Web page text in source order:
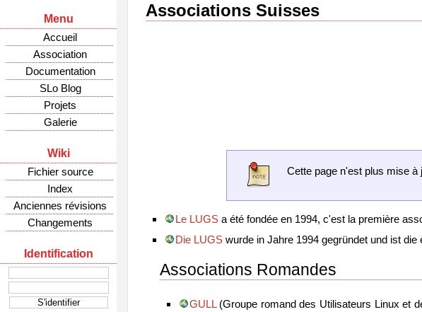
Menu
Accueil
Association
Documentation
SLo Blog
Projets
Galerie
Wiki
Fichier source
Index
Anciennes révisions
Changements
Identification
Associations Suisses
Cette page n'est plus mise à
Le LUGSa été fondée en 1994, c'est la première
Die LUGSwurde in Jahre 1994 gegründet und ist
Associations Romandes
GULL(Groupe romand des Utilisateurs Linux et